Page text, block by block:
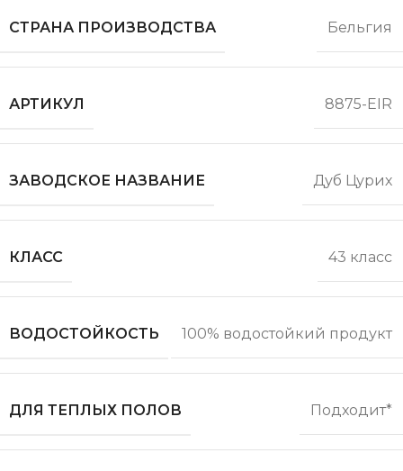
СТРАНА ПРОИЗВОДСТВА Бельгия
АРТИКУЛ 8875-EIR
ЗАВОДСКОЕ НАЗВАНИЕ Дуб Цурих
КЛАСС 43 класс
ВОДОСТОЙКОСТЬ 100% водостойкий продукт
ДЛЯ ТЕПЛЫХ ПОЛОВ Подходит*